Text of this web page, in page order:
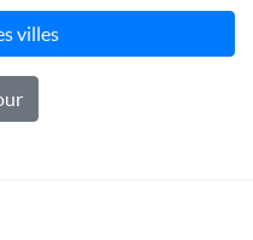
villes